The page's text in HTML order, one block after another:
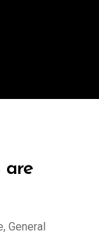
are
, General